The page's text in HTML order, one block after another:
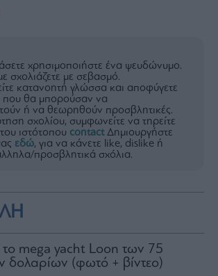
χρησιμοποιήστε ένα ψευδώνυμο.
σχολιάζετε με σεβασμό.
κατανοητή γλώσσα και αποφύγετε
που θα μπορούσαν να
ή να θεωρηθούν προσβλητικές.
σχολίου, συμφωνείτε να τηρείτε
ιστότοπου contactΔημιουργήστε
εδώ, για να κάνετε like, dislike ή
προσβλητικά σχόλια.
το mega yacht Loon των 75
δολαρίων (φωτό + βίντεο)